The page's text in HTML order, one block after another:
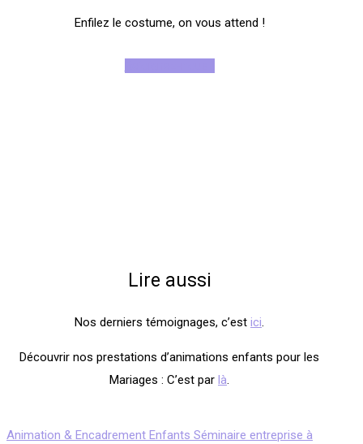
Enfilez le costume, on vous attend !
Lire aussi
Nos derniers témoignages, c’est ici.
Découvrir nos prestations d’animations enfants pour les
Mariages : C’est par là.
Animation & Encadrement Enfants Séminaire entreprise à